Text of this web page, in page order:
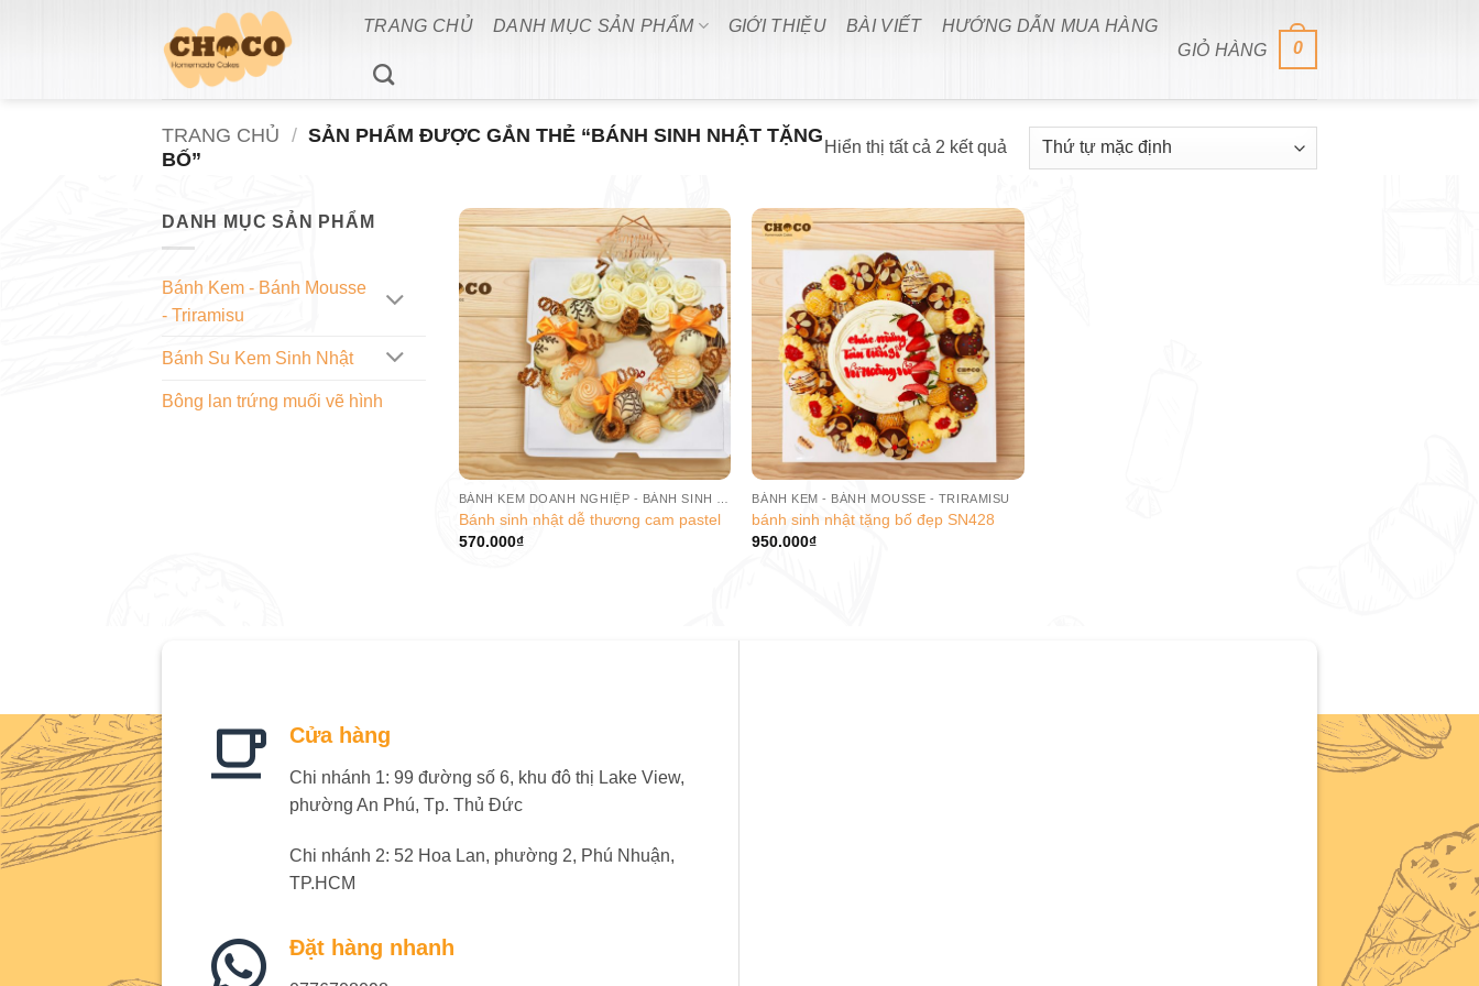
TRANG CHỦ DANH MỤC SẢN PHẨM GIỚI THIỆU BÀI VIẾT
HƯỚNG DẪN MUA HÀNG
GIỎ HÀNG
0
TRANG CHỦ / SẢN PHẨM ĐƯỢC GẮN THẺ “BÁNH SINH NHẬT TẶNG
BỐ”
Hiển thị tất cả 2 kết quả
DANH MỤC SẢN PHẨM
Bánh Kem - Bánh Mousse
- Triramisu
Bánh Su Kem Sinh Nhật
Bông lan trứng muối vẽ hình
Bánh sinh nhật dễ thương cam pastel
570.000₫
BÁNH KEM - BÁNH MOUSSE - TRIRAMISU
bánh sinh nhật tặng bố đẹp SN428
950.000₫
Cửa hàng
Chi nhánh 1: 99 đường số 6, khu đô thị Lake View,
phường An Phú, Tp. Thủ Đức
Chi nhánh 2: 52 Hoa Lan, phường 2, Phú Nhuận,
TP.HCM
Đặt hàng nhanh